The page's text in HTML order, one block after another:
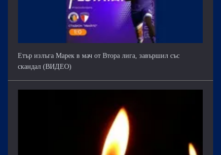
Етър излъга Марек в мач от Втора лига, завършил със
скандал (ВИДЕО)